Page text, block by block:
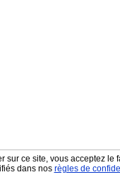
sur ce site, vous acceptez le
dans nos règles de